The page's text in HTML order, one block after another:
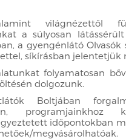
világnézettől
a súlyosan
a gyengénlátó Olvasók
síkírásban jelentetjük
folyamatosan
dolgozunk.
Boltjában
programjainkhoz
időpontokban
megvásárolhatóak.